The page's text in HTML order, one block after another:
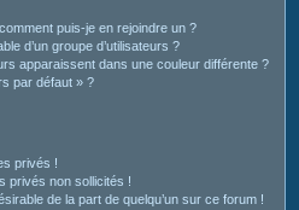
puis-je en rejoindre un ?
d’un groupe d’utilisateurs ?
apparaissent dans une couleur différente ?
par défaut » ?
privés !
privés non sollicités !
de la part de quelqu’un sur ce forum !